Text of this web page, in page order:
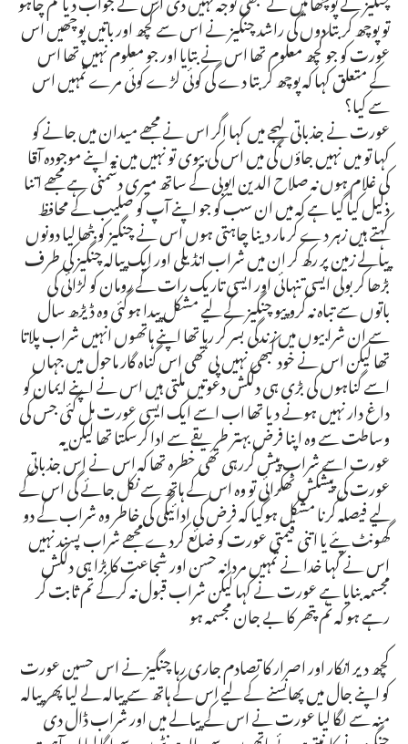
تو پوچھ کر بتا دوں گی راشد چنگیز نے اس سے کچھ اور باتیں پوچھیں اس
عورت کو جو کچھ معلوم تھا اس نے بتایا اور جو معلوم نہیں تھا اس
کے متعلق کہا کہ پوچھ کر بتا دے گی کوئی لڑے کوئی مرے تمہیں اس
سے کیا؟
عورت نے جذباتی لہجے میں کہا اگر اس نے مجھے میدان میں جانے کو
کہا تو میں نہیں جاؤں گی میں اس کی بیوی تو نہیں میں نہ اپنے موجودہ آقا
کی غلام ہوں نہ صلاح الدین ایوبی کے ساتھ میری دشمنی ہے مجھے اتنا
ذلیل کیا گیا ہے کہ میں ان سب کو جو اپنے آپ کو صلیب کے محافظ
کہتے ہیں زہر دے کر مار دینا چاہتی ہوں اس نے چنگیز کو بٹھا لیا دونوں
پیالے زمین پر رکھ کر ان میں شراب انڈیلی اور ایک پیالہ چنگیز کی طرف
بڑھا کر بولی ایسی تنہائی اور ایسی تاریک رات کے رومان کو لڑائی کی
باتوں سے تباہ نہ کرو پیو چنگیز کے لیے مشکل پیدا ہوگئی وہ ڈیڑھ سال
سے ان شرابیوں میں زندگی بسر کر رہا تھا اپنے ہاتھوں انہیں شراب پلاتا
تھا لیکن اس نے خود کبھی نہیں پی تھی اس گناہ گار ماحول میں جہاں
اسے گناہوں کی بڑی ہی دلکش دعوتیں ملتی ہیں اس نے اپنے ایمان کو
داغ دار نہیں ہونے دیا تھا اب اسے ایک ایسی عورت مل گئی جس کی
وساطت سے وہ اپنا فرض بہتر طریقے سے ادا کرسکتا تھا لیکن یہ
عورت اسے شراب پیش کررہی تھی خطرہ تھا کہ اس نے اس جذباتی
عورت کی پیشکش ٹھکرائی تو وہ اس کے ہاتھ سے نکل جائے گی اس کے
لیے فیصلہ کرنا مشکل ہوگیا کہ فرض کی ادائیگی کی خاطر وہ شراب کے دو
گھونٹ پئے یا اتنی قیمتی عورت کو ضائع کردے مجھے شراب پسند نہیں
اس نے کہا خدا نے تمہیں مردانہ حسن اور شجاعت کا بڑا ہی دلکش
مجسمہ بنایا ہے عورت نے کہا لیکن شراب قبول نہ کرکے تم ثابت کر
رہے ہو کہ تم پتھر کا بے جان مجسمہ ہو
کچھ دیر انکار اور اصرار کا تصادم جاری رہا چنگیز نے اس حسین عورت
کو اپنے جال میں پھانسنے کے لیے اس کے ہاتھ سے پیالہ لے لیا پھر پیالہ
منہ سے لگا لیا عورت نے اس کے پیالے میں اور شراب ڈال دی